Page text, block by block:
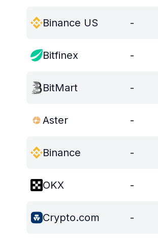
Binance US -
Bitfinex -
BitMart -
Aster -
Binance -
OKX -
Crypto.com -